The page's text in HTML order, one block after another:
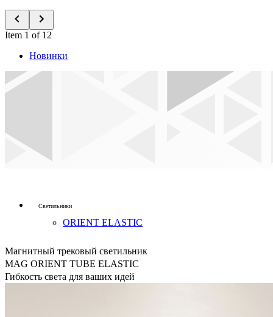
Item 1 of 12
Новинки
Светильники
ORIENT ELASTIC
Магнитный трековый светильник
MAG ORIENT TUBE ELASTIC
Гибкость света для ваших идей